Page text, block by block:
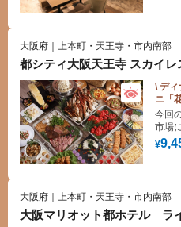
大阪府｜上本町・天王寺・市内南部
都シティ大阪天王寺 スカイ
\ デ
ニ「
食べ
ー）
¥
今回
市場
ガニ
に溢
タイ
是非
心ゆ
大阪府｜上本町・天王寺・市内南部
大阪マリオット都ホテル ラ